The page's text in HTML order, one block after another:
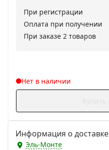
При регистрации
Оплата при получении
При заказе 2 товаров
Нет в наличии
Информация о доставке
Эль-Монте